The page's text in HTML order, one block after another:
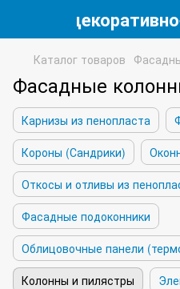
Каталог товаров
Фасадные
Карнизы из пенопласта
Короны (Сандрики)
Откосы и отливы из
Фасадные подоконники
Облицовочные панели
Колонны и пилястры